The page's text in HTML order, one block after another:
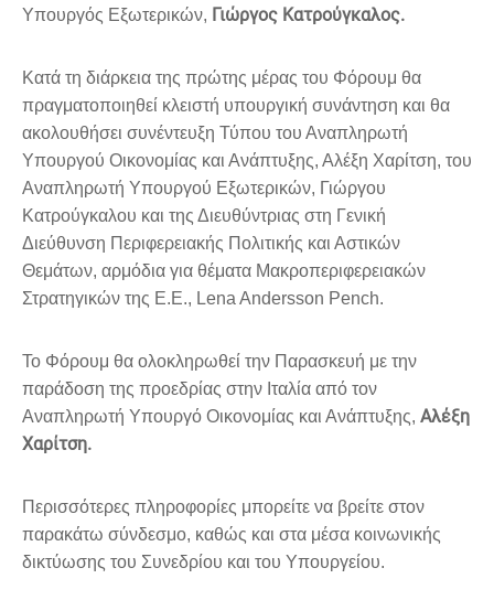
Υπουργός Εξωτερικών, Γιώργος Κατρούγκαλος.
Κατά τη διάρκεια της πρώτης μέρας του Φόρουμ θα
πραγματοποιηθεί κλειστή υπουργική συνάντηση και θα
ακολουθήσει συνέντευξη Τύπου του Αναπληρωτή
Υπουργού Οικονομίας και Ανάπτυξης, Αλέξη Χαρίτση, του
Αναπληρωτή Υπουργού Εξωτερικών, Γιώργου
Κατρούγκαλου και της Διευθύντριας στη Γενική
Διεύθυνση Περιφερειακής Πολιτικής και Αστικών
Θεμάτων, αρμόδια για θέματα Μακροπεριφερειακών
Στρατηγικών της Ε.Ε., Lena Andersson Pench.
Το Φόρουμ θα ολοκληρωθεί την Παρασκευή με την
παράδοση της προεδρίας στην Ιταλία από τον
Αναπληρωτή Υπουργό Οικονομίας και Ανάπτυξης, Αλέξη
Χαρίτση.
Περισσότερες πληροφορίες μπορείτε να βρείτε στον
παρακάτω σύνδεσμο, καθώς και στα μέσα κοινωνικής
δικτύωσης του Συνεδρίου και του Υπουργείου.